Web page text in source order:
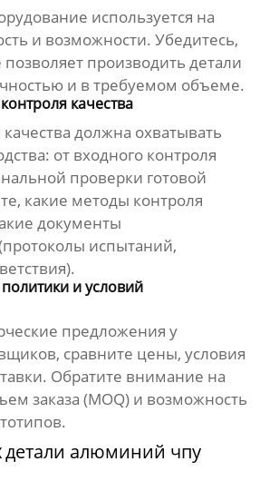
используется на
и возможности. Убедитесь,
производить детали
и в требуемом объеме.
качества
должна охватывать
от входного контроля
проверки готовой
какие методы контроля
документы
испытаний,
и условий
предложения у
сравните цены, условия
Обратите внимание на
заказа (MOQ) и возможность
детали алюминий чпу